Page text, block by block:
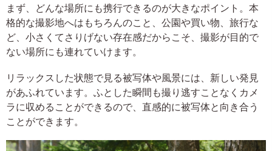
まず、どんな場所にも携行できるのが大きなポイント。本
格的な撮影地へはもちろんのこと、公園や買い物、旅行な
ど、小さくてさりげない存在感だからこそ、撮影が目的で
ない場所にも連れていけます。
リラックスした状態で見る被写体や風景には、新しい発見
があふれています。ふとした瞬間も撮り逃すことなくカメ
ラに収めることができるので、直感的に被写体と向き合う
ことができます。